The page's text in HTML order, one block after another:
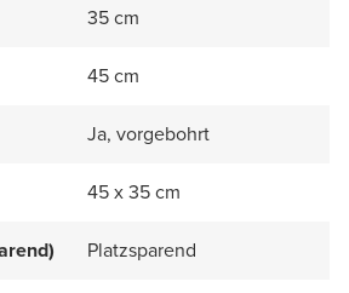
35 cm
45 cm
Ja, vorgebohrt
45 x 35 cm
Platzsparend